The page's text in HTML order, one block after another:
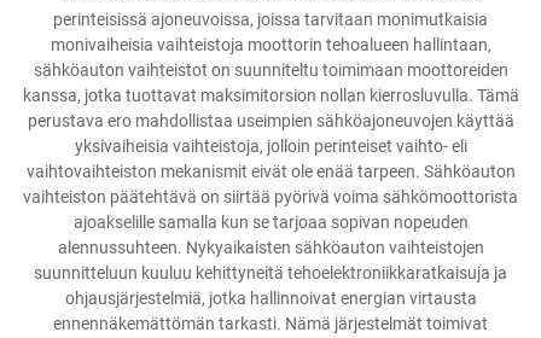
perinteisissä ajoneuvoissa, joissa tarvitaan monimutkaisia
monivaiheisia vaihteistoja moottorin tehoalueen hallintaan,
sähköauton vaihteistot on suunniteltu toimimaan moottoreiden
kanssa, jotka tuottavat maksimitorsion nollan kierrosluvulla. Tämä
perustava ero mahdollistaa useimpien sähköajoneuvojen käyttää
yksivaiheisia vaihteistoja, jolloin perinteiset vaihto- eli
vaihtovaihteiston mekanismit eivät ole enää tarpeen. Sähköauton
vaihteiston päätehtävä on siirtää pyörivä voima sähkömoottorista
ajoakselille samalla kun se tarjoaa sopivan nopeuden
alennussuhteen. Nykyaikaisten sähköauton vaihteistojen
suunnitteluun kuuluu kehittyneitä tehoelektroniikkaratkaisuja ja
ohjausjärjestelmiä, jotka hallinnoivat energian virtausta
ennennäkemättömän tarkasti. Nämä järjestelmät toimivat